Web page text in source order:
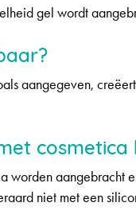
gel wordt
aangegeven,
cosmetica
worden aangebracht
niet met een